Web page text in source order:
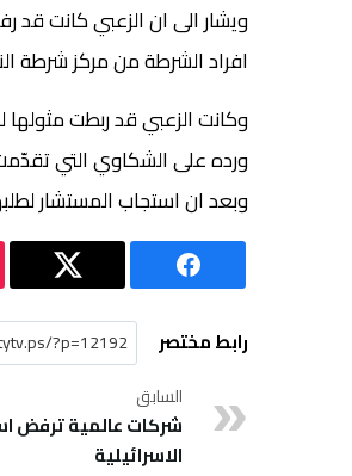
ويشار الى ان الزعبي كانت
افراد الشرطة من مركز شرطة
وكانت الزعبي قد ربطت
ورده على الشكاوي التي
وبعد ان استجاب المستشار
رابط مختصر
السابق
شركات عالمية ترفض
الاسرائيلية